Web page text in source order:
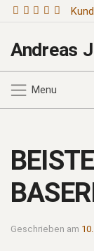
Andreas
Menu
Geschrieben am